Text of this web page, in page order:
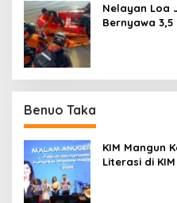
Nelayan Loa
Bernyawa
Benuo Taka
KIM Mangun
Literasi di